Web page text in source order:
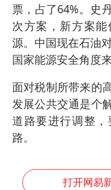
票，占了64%。史
次方案，新方案
源。中国现在石油
国家能源安全角度
面对税制所带来的
发展公共交通是个
道路要进行调整
路。
打开网易